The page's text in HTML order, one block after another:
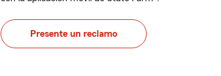
Presente un reclamo